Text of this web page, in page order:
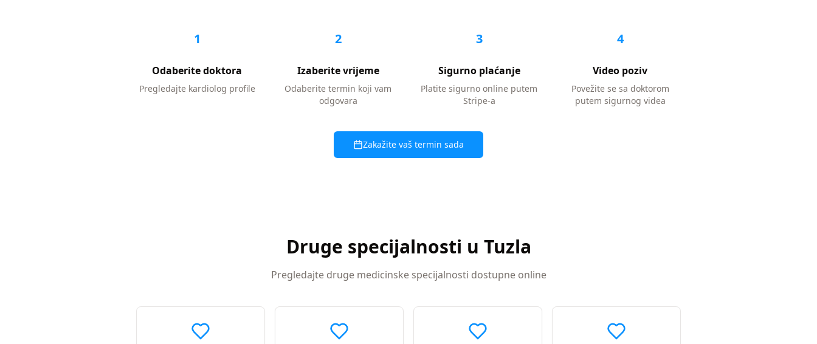
1
Odaberite doktora
Pregledajte kardiolog profile
2
Izaberite vrijeme
Odaberite termin koji vam
odgovara
3
Sigurno plaćanje
Platite sigurno online putem
Stripe-a
4
Video poziv
Povežite se sa doktorom
putem sigurnog videa
Zakažite vaš termin sada
Druge specijalnosti u Tuzla
Pregledajte druge medicinske specijalnosti dostupne online